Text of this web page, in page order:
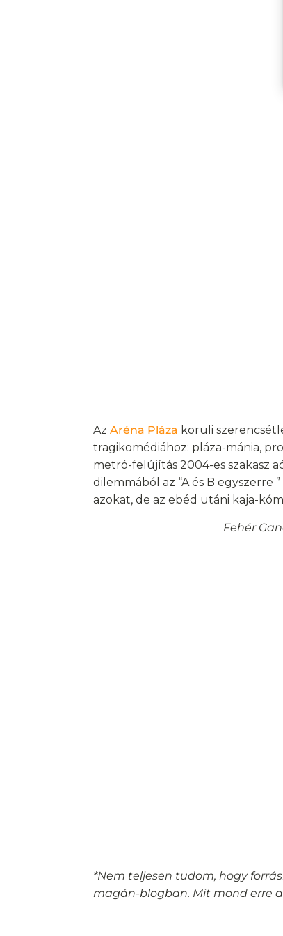
AzAréna Pláza körüli
tragikomédiához: pláza-mánia,
metró-felújítás 2004-es szakasz
dilemmából az “A és B
azokat, de az ebéd utáni kaja-
Fehér
*Nem teljesen tudom, hogy
magán-blogban. Mit mond erre a